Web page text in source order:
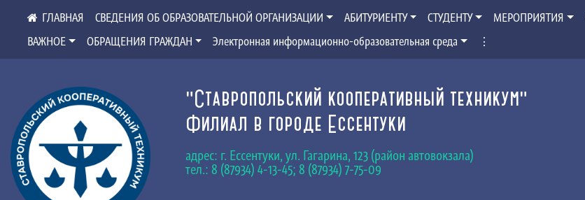
"Ставропольский кооперативный техникум"
Филиал в городе Ессентуки
адрес: г. Ессентуки, ул. Гагарина, 123 (район автовокзала)
тел.: 8 (87934) 4-13-45; 8 (87934) 7-75-09
СВЕДЕНИЯ ОБ ОБРАЗОВАТЕЛЬНОЙ ОРГАНИЗАЦИИ АБИТУРИЕНТУ СТУДЕНТУ МЕРОПРИЯТИЯ
ВАЖНОЕ
ОБРАЩЕНИЯ ГРАЖДАН Электронная информационно-образовательная среда ⋮